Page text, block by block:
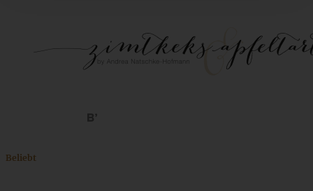
Beliebt